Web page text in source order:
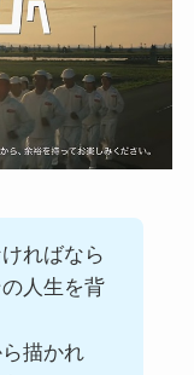
ればなら
人生を背
描かれ